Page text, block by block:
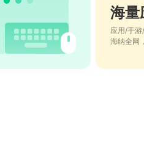
海量
应用/手
海纳全网